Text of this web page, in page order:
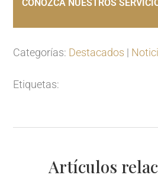
CONOZCA NUESTROS
Categorías: Destacados |
Etiquetas:
Artículos